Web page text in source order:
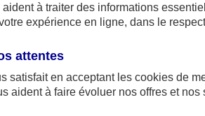
aident à traiter des informations
expérience en ligne, dans le
attentes
satisfait en acceptant les cookies de
aident à faire évoluer nos offres et nos